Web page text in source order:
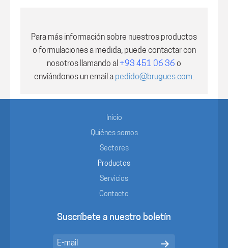
Para más información sobre nuestros productos
o formulaciones a medida, puede contactar con
nosotros llamando al +93 451 06 36 o
enviándonos un email a pedido@brugues.com.
Inicio
Quiénes somos
Sectores
Productos
Servicios
Contacto
Suscríbete a nuestro boletín